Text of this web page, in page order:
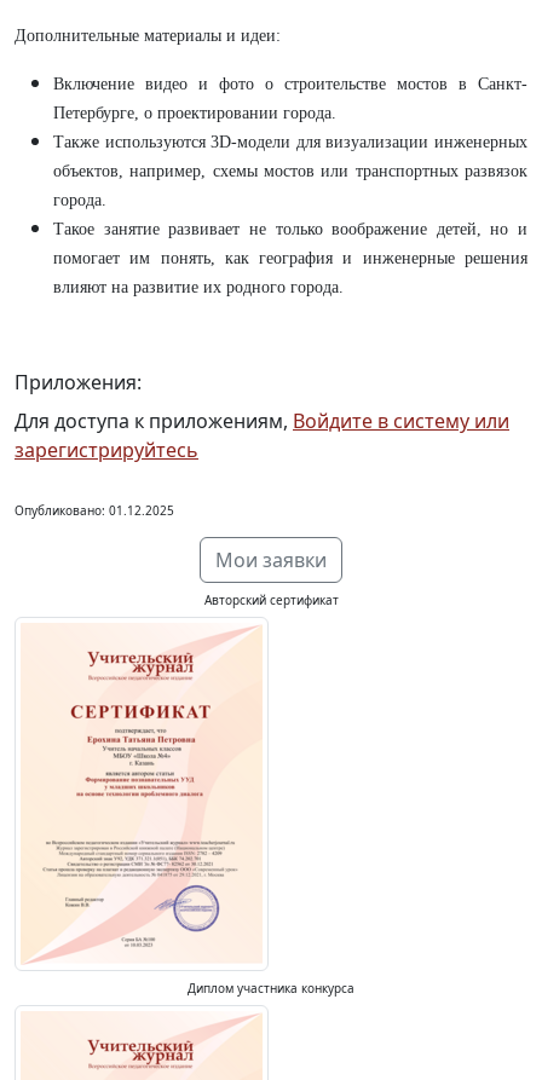
Дополнительные материалы и идеи:
Включение видео и фото о строительстве мостов в Санкт-
Петербурге, о проектировании города.
Также используются 3D-модели для визуализации инженерных
объектов, например, схемы мостов или транспортных развязок
города.
Такое занятие развивает не только воображение детей, но и
помогает им понять, как география и инженерные решения
влияют на развитие их родного города.
Приложения:
Для доступа к приложениям, Войдите в систему или
зарегистрируйтесь
Опубликовано: 01.12.2025
Мои заявки
Авторский сертификат
Диплом участника конкурса